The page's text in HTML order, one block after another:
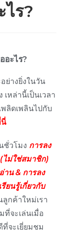
ร?
อะไร?
ย่างยิ่งในวัน
หล่านี้เป็นเวลา
ลิดเพลินไปกับ
นี่
ชั่วโมง การลง
ไม่ใช่สมาชิก)
าน & การลง
ยนรู้เกี่ยวกับ
กค้าใหม่เรา
จะเล่นเมื่อ
จะเยี่ยมชม